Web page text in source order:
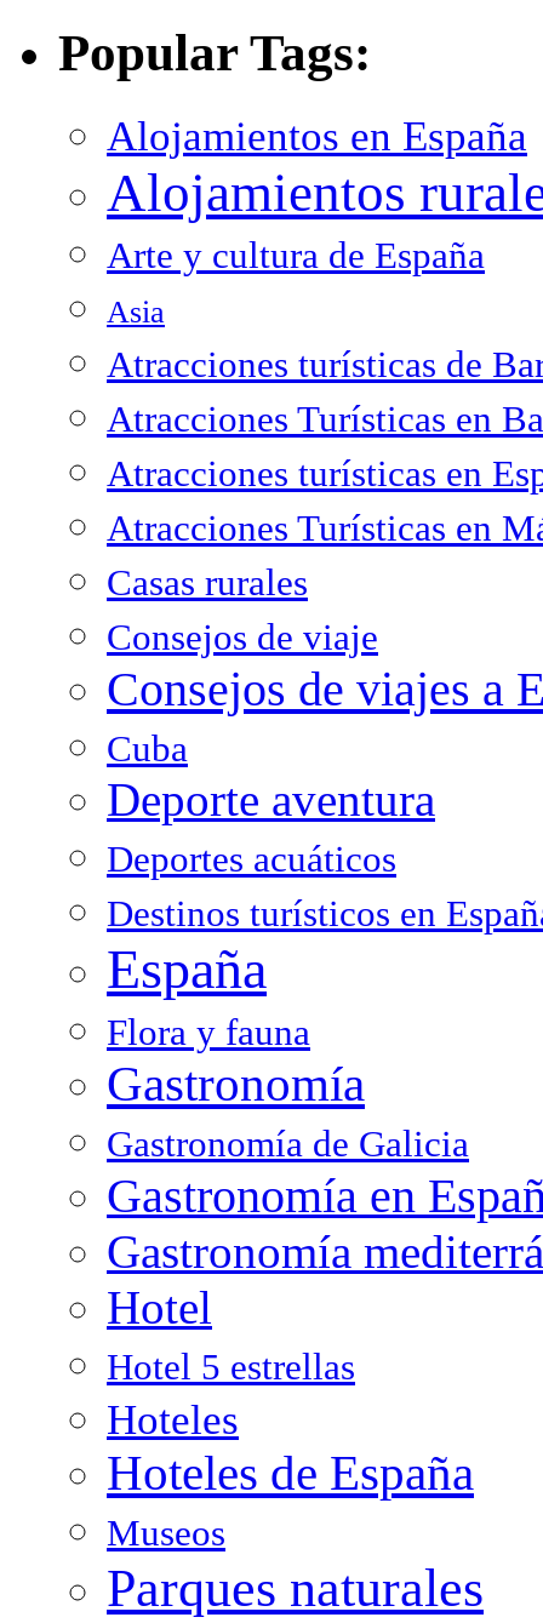
Popular Tags:
Alojamientos en España
Alojamientos
Arte y cultura de España
Asia
Atracciones turísticas de
Atracciones Turísticas en
Atracciones turísticas en
Atracciones Turísticas en
Casas rurales
Consejos de viaje
Consejos de viajes a
Cuba
Deporte aventura
Deportes acuáticos
Destinos turísticos en
España
Flora y fauna
Gastronomía
Gastronomía de Galicia
Gastronomía en
Gastronomía
Hotel
Hotel 5 estrellas
Hoteles
Hoteles de España
Museos
Parques naturales